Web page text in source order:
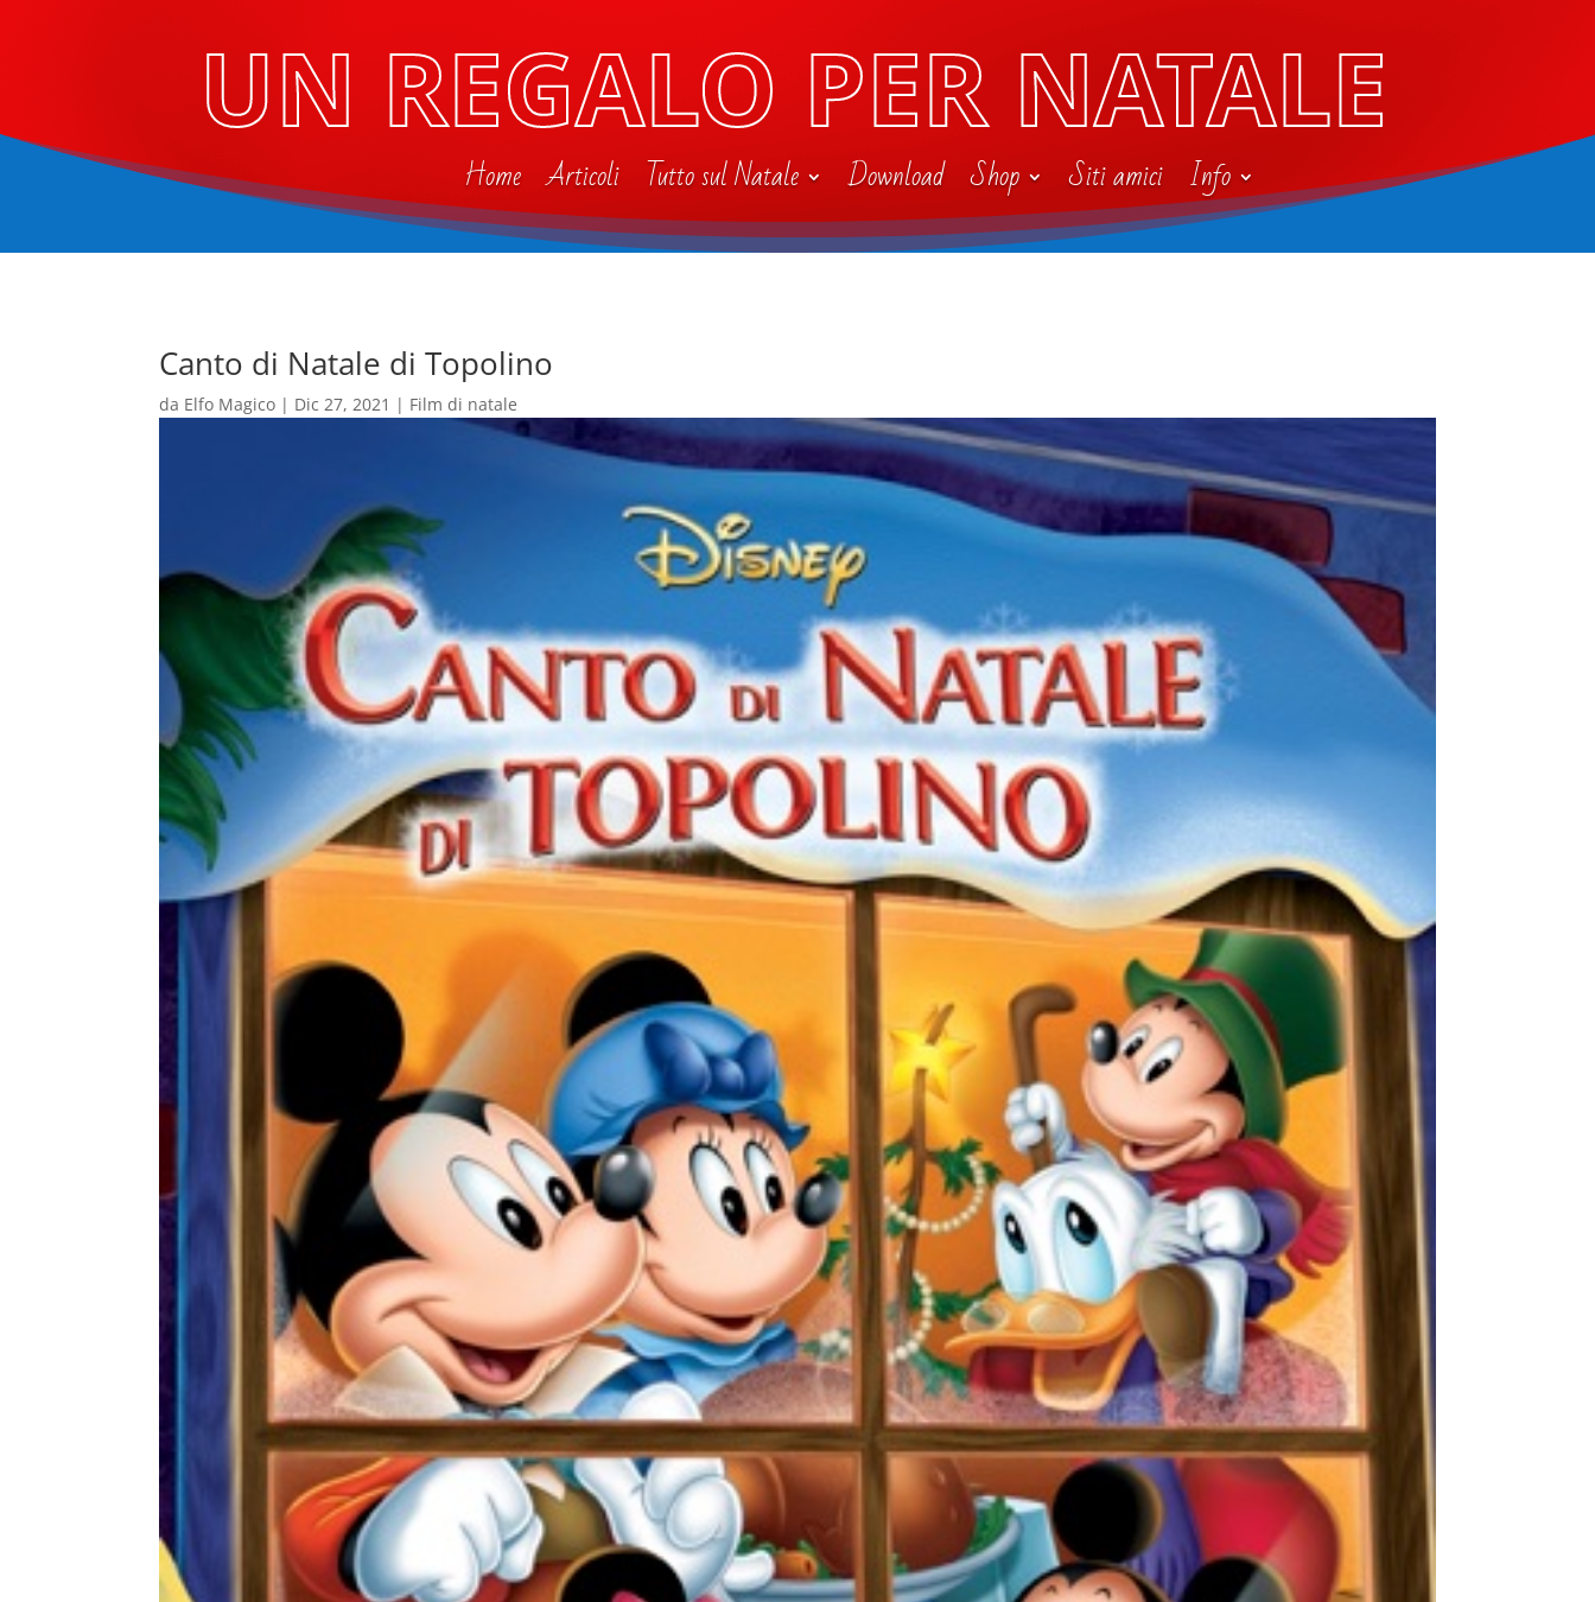
UN REGALO PER NATALE
Home Articoli Tutto sul Natale Download Shop Siti amici Info
Canto di Natale di Topolino
da Elfo Magico | Dic 27, 2021 | Film di natale